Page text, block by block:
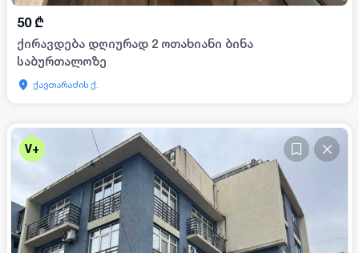
50 ₾
ქირავდება დღიურად 2 ოთახიანი ბინა
საბურთალოზე
ქავთარაძის ქ.
V+